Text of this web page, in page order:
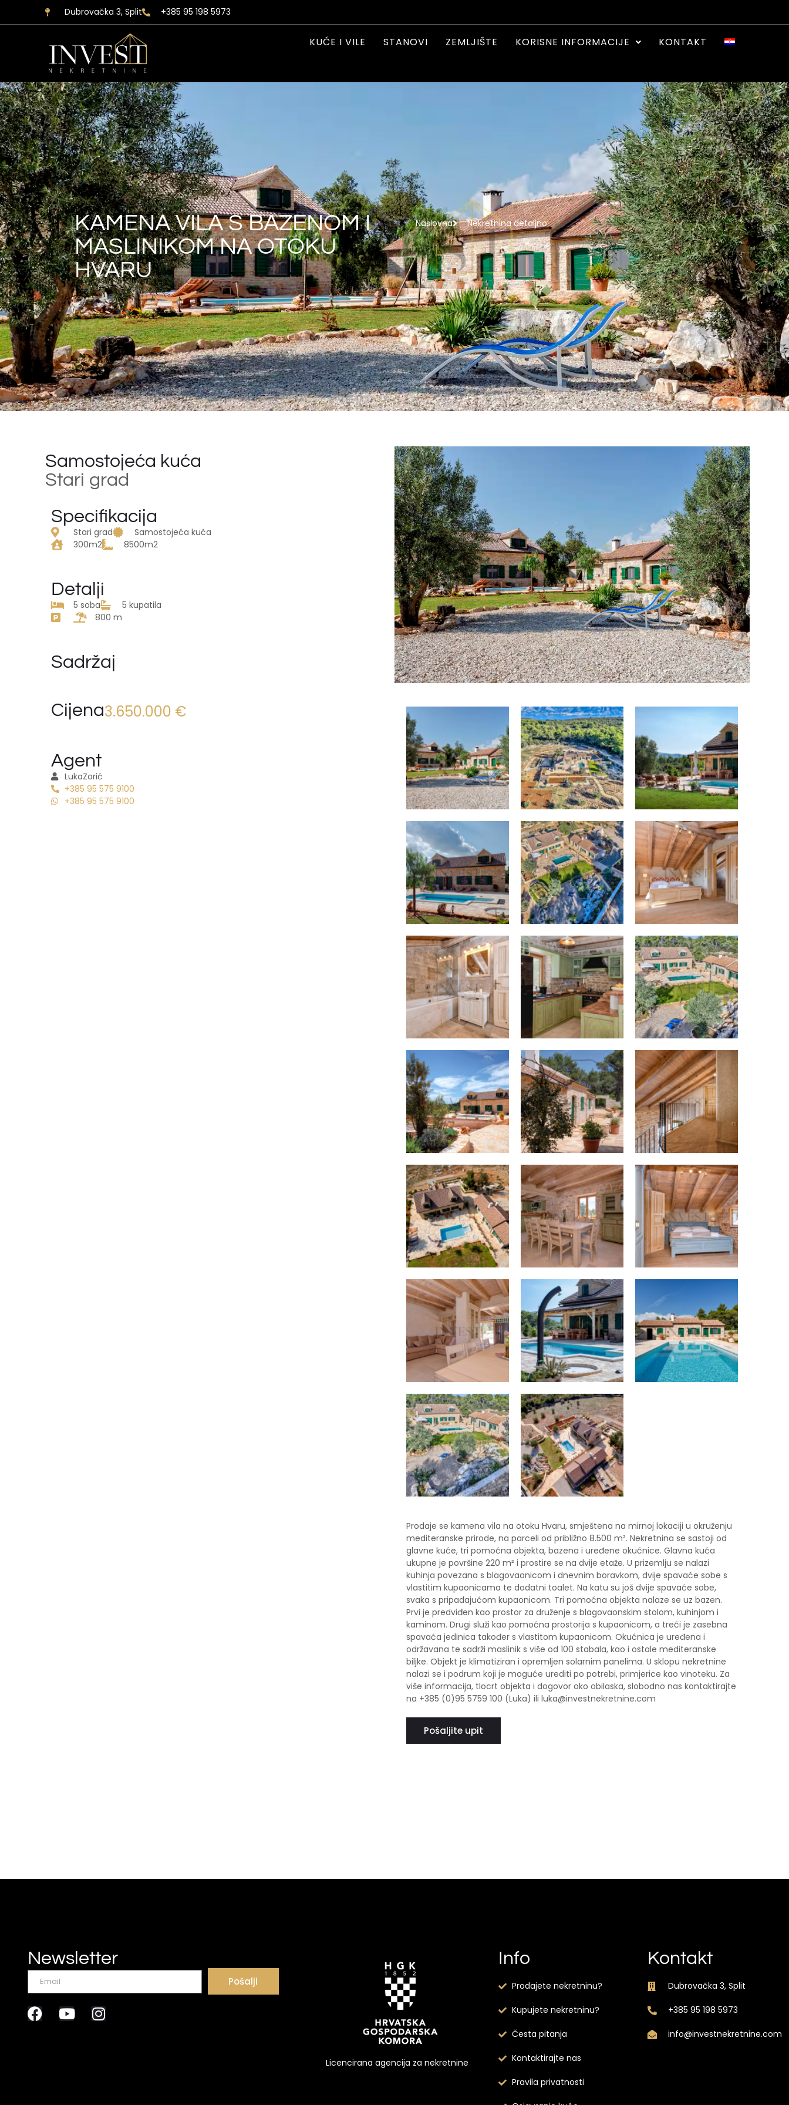
Dubrovačka 3, Split +385 95 198 5973
KUĆE I VILE STANOVI ZEMLJIŠTE KORISNE INFORMACIJE KONTAKT
KAMENA VILA S BAZENOM I
MASLINIKOM NA OTOKU
HVARU
Naslovna Nekretnina detaljno
Samostojeća kuća
Stari grad
Specifikacija
Stari grad
Samostojeća kuća
300m2
8500m2
Detalji
5 soba
5 kupatila
800 m
Sadržaj
Cijena3.650.000 €
Agent
LukaZorić
+385 95 575 9100
+385 95 575 9100
Prodaje se kamena vila na otoku Hvaru, smještena na mirnoj lokaciji u okruženju
mediteranske prirode, na parceli od približno 8.500 m². Nekretnina se sastoji od
glavne kuće, tri pomoćna objekta, bazena i uređene okućnice. Glavna kuća
ukupne je površine 220 m² i prostire se na dvije etaže. U prizemlju se nalazi
kuhinja povezana s blagovaonicom i dnevnim boravkom, dvije spavaće sobe s
vlastitim kupaonicama te dodatni toalet. Na katu su još dvije spavaće sobe,
svaka s pripadajućom kupaonicom. Tri pomoćna objekta nalaze se uz bazen.
Prvi je predviđen kao prostor za druženje s blagovaonskim stolom, kuhinjom i
kaminom. Drugi služi kao pomoćna prostorija s kupaonicom, a treći je zasebna
spavaća jedinica također s vlastitom kupaonicom. Okućnica je uređena i
održavana te sadrži maslinik s više od 100 stabala, kao i ostale mediteranske
biljke. Objekt je klimatiziran i opremljen solarnim panelima. U sklopu nekretnine
nalazi se i podrum koji je moguće urediti po potrebi, primjerice kao vinoteku. Za
više informacija, tlocrt objekta i dogovor oko obilaska, slobodno nas kontaktirajte
na +385 (0)95 5759 100 (Luka) ili luka@investnekretnine.com
Pošaljite upit
Newsletter
Pošalji
Licencirana agencija za nekretnine
Info
Prodajete nekretninu?
Kupujete nekretninu?
Česta pitanja
Kontaktirajte nas
Pravila privatnosti
Kontakt
Dubrovačka 3, Split
+385 95 198 5973
info@investnekretnine.com